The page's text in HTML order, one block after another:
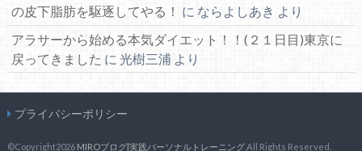
の皮下脂肪を駆逐してやる！ に ならよしあき より
アラサーから始める本気ダイエット！！(２１日目)東京に
戻ってきました に 光樹三浦 より
プライバシーポリシー
©Copyright2026 MIROブログ|実践パーソナルトレーニング.All Rights Reserved.